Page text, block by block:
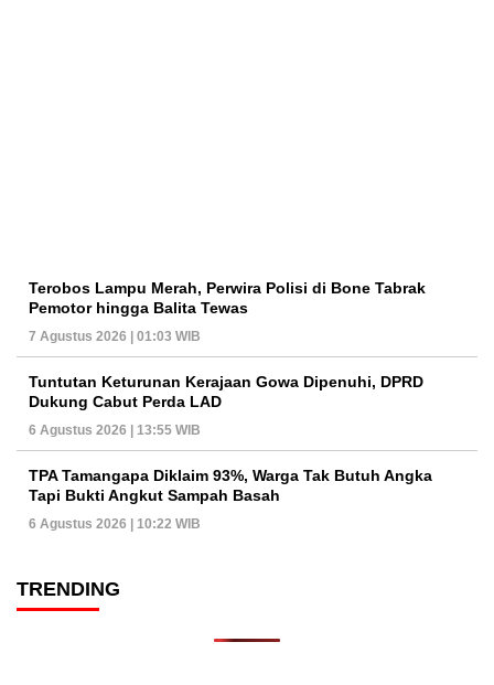
Terobos Lampu Merah, Perwira Polisi di Bone Tabrak
Pemotor hingga Balita Tewas
7 Agustus 2026 | 01:03 WIB
Tuntutan Keturunan Kerajaan Gowa Dipenuhi, DPRD
Dukung Cabut Perda LAD
6 Agustus 2026 | 13:55 WIB
TPA Tamangapa Diklaim 93%, Warga Tak Butuh Angka
Tapi Bukti Angkut Sampah Basah
6 Agustus 2026 | 10:22 WIB
TRENDING